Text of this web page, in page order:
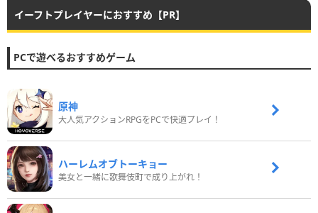
イーフトプレイヤーにおすすめ【PR】
PCで遊べるおすすめゲーム
原神
大人気アクションRPGをPCで快適プレイ！
ハーレムオブトーキョー
美女と一緒に歌舞伎町で成り上がれ！